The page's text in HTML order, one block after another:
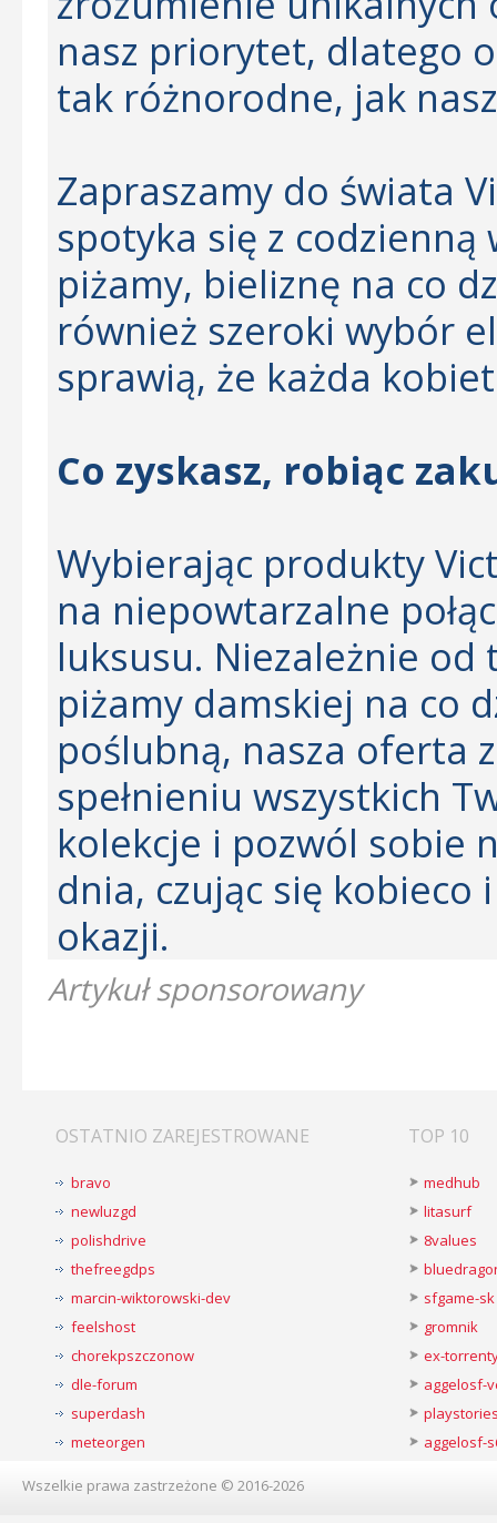
nasz priorytet, dlatego
tak różnorodne, jak
Zapraszamy do świata
spotyka się z
piżamy, bieliznę na co
również szeroki wybór
sprawią, że każda
Co zyskasz, robiąc
Wybierając produkty
na niepowtarzalne
luksusu. Niezależnie od
piżamy damskiej na co
poślubną, nasza oferta
spełnieniu wszystkich
kolekcje i pozwól sobie
dnia, czując się
okazji.
Artykuł sponsorowany
OSTATNIO ZAREJESTROWANE
bravo
newluzgd
polishdrive
thefreegdps
marcin-wiktorowski-dev
feelshost
chorekpszczonow
dle-forum
superdash
meteorgen
TOP 10
medhub
litasurf
8values
sfgame-sk
gromnik
ex-
aggelosf-
aggelosf-
Wszelkie prawa zastrzeżone © 2016-2026